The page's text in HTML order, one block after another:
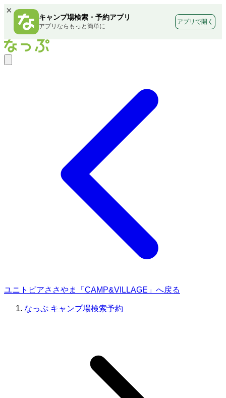
×
キャンプ場検索・予約アプリ
アプリならもっと簡単に
アプリで開く
ユニトピアささやま「CAMP&VILLAGE」へ戻る
なっぷ キャンプ場検索予約